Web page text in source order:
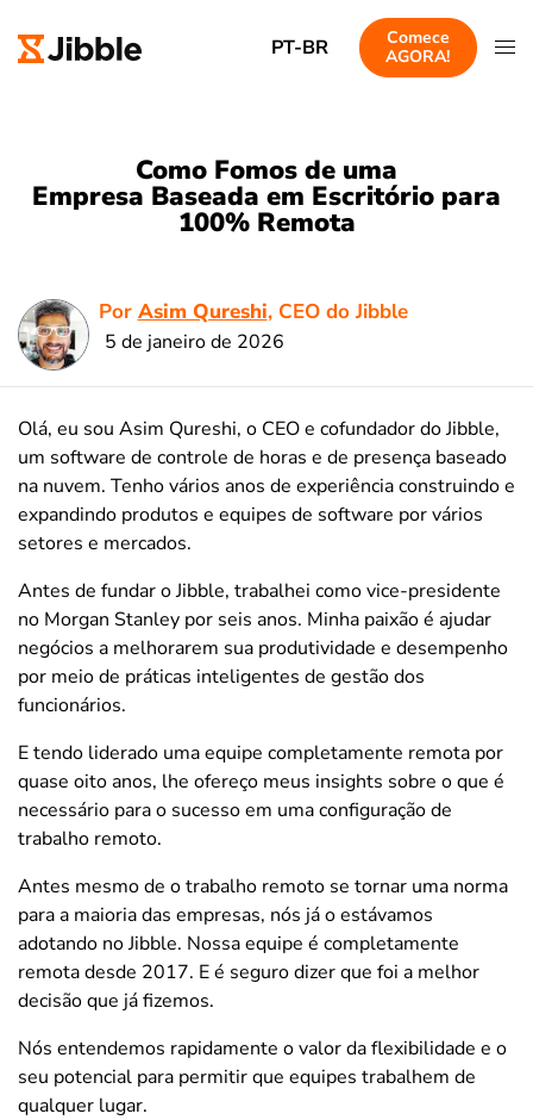
PT-BR
Comece
AGORA!
Como Fomos de uma
Empresa Baseada em Escritório para
100% Remota
Por Asim Qureshi, CEO do Jibble
5 de janeiro de 2026
Olá, eu sou Asim Qureshi, o CEO e cofundador do Jibble,
um software de controle de horas e de presença baseado
na nuvem. Tenho vários anos de experiência construindo e
expandindo produtos e equipes de software por vários
setores e mercados.
Antes de fundar o Jibble, trabalhei como vice-presidente
no Morgan Stanley por seis anos. Minha paixão é ajudar
negócios a melhorarem sua produtividade e desempenho
por meio de práticas inteligentes de gestão dos
funcionários.
E tendo liderado uma equipe completamente remota por
quase oito anos, lhe ofereço meus insights sobre o que é
necessário para o sucesso em uma configuração de
trabalho remoto.
Antes mesmo de o trabalho remoto se tornar uma norma
para a maioria das empresas, nós já o estávamos
adotando no Jibble. Nossa equipe é completamente
remota desde 2017. E é seguro dizer que foi a melhor
decisão que já fizemos.
Nós entendemos rapidamente o valor da flexibilidade e o
seu potencial para permitir que equipes trabalhem de
qualquer lugar.